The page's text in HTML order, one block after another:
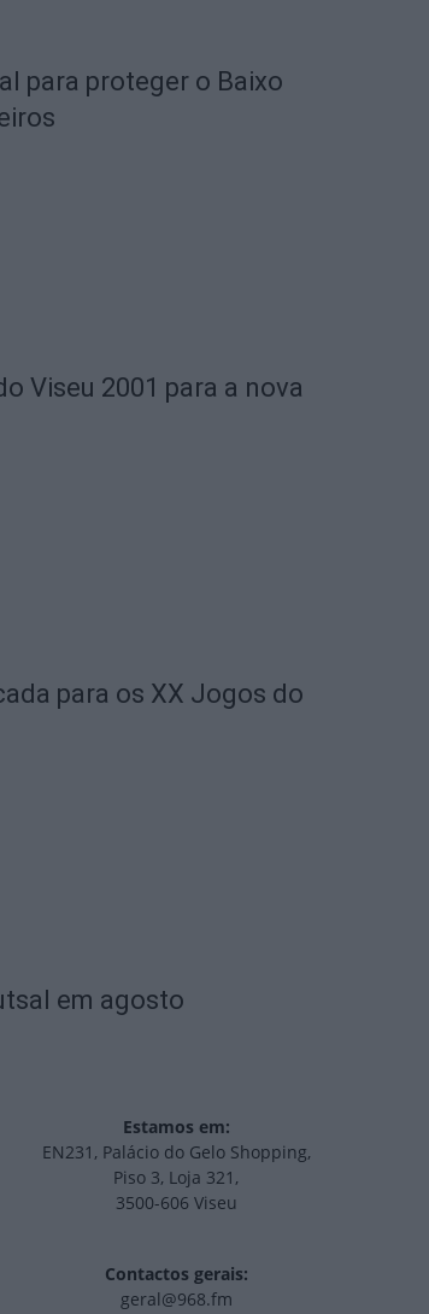
para proteger o Baixo
Viseu 2001 para a nova
para os XX Jogos do
em agosto
Estamos em:
EN231, Palácio do Gelo Shopping,
Piso 3, Loja 321,
3500-606 Viseu
Contactos gerais:
geral@968.fm